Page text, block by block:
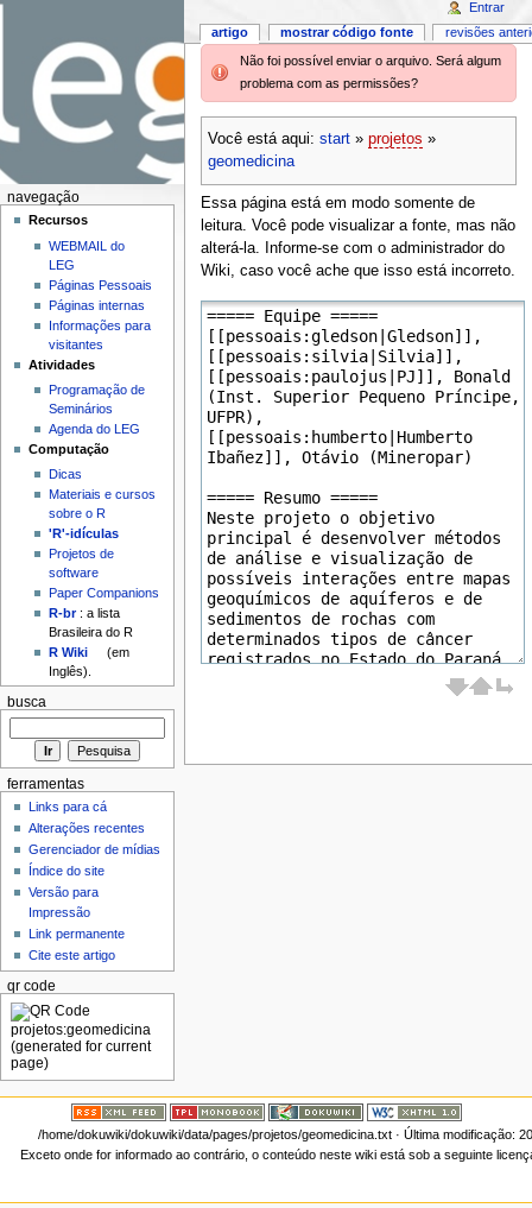
Não foi possível enviar o arquivo. Será algum
problema com as permissões?
Você está aqui: start» projetos »
geomedicina
Essa página está em modo somente de
leitura. Você pode visualizar a fonte, mas não
alterá-la. Informe-se com o administrador do
Wiki, caso você ache que isso está incorreto.
artigo mostrar código fonte revisões
Entrar
navegação
Recursos
WEBMAIL do
LEG
Páginas Pessoais
Páginas internas
Informações para
visitantes
Atividades
Programação de
Seminários
Agenda do LEG
Computação
Dicas
Materiais e cursos
sobre o R
'R'-idículas
Projetos de
software
Paper Companions
R-br: a lista
Brasileira do R
R Wiki
(em
Inglês).
busca
ferramentas
Links para cá
Alterações recentes
Gerenciador de mídias
Índice do site
Versão para
Impressão
Link permanente
Cite este artigo
qr code
/home/dokuwiki/dokuwiki/data/pages/projetos/geomedicina.txt· Última modificação:
Exceto onde for informado ao contrário, o conteúdo neste wiki está sob a seguinte